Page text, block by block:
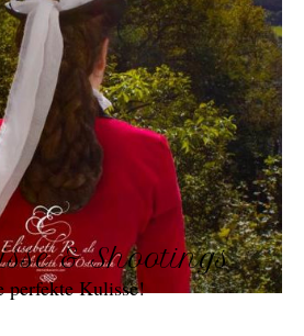
& Shootings
perfekte Kulisse!